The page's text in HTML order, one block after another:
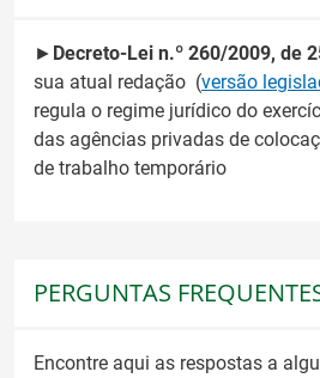
► Decreto-Lei n.º 260/2009, de
sua atual redação (versão
regula o regime jurídico do
das agências privadas de
de trabalho temporário
PERGUNTAS
Encontre aqui as respostas a